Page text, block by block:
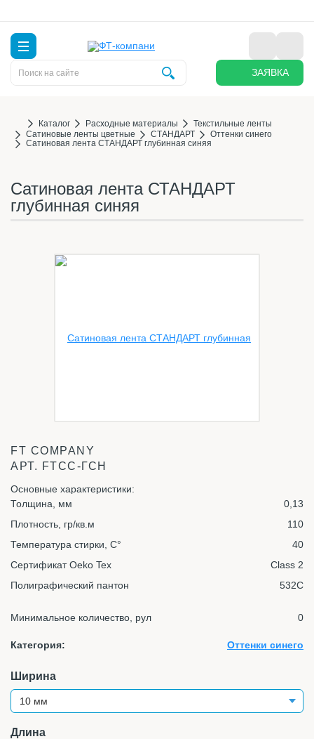
ЗАЯВКА
Каталог Расходные материалы
Текстильные ленты
Сатиновые ленты цветные
СТАНДАРТ
Оттенки синего
Сатиновая лента СТАНДАРТ глубинная синяя
Сатиновая лента СТАНДАРТ
глубинная синяя
FT COMPANY
АРТ. FTСС-ГСН
Основные характеристики:
Толщина, мм
0,13
Плотность, гр/кв.м
110
Температура стирки, С°
40
Сертификат Oeko Tex
Class 2
Полиграфический пантон
532C
Минимальное количество, рул 0
Категория: Оттенки синего
Ширина
Длина